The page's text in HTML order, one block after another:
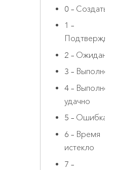
0 – Создать
1 –
2 –
3 –
4 –
удачно
5 – Ошибка
6 – Время
истекло
7 –